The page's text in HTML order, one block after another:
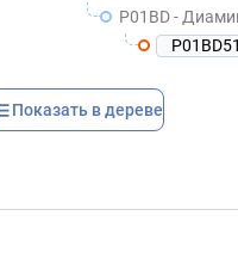
P01BD -
P01BD51
Показать в дереве